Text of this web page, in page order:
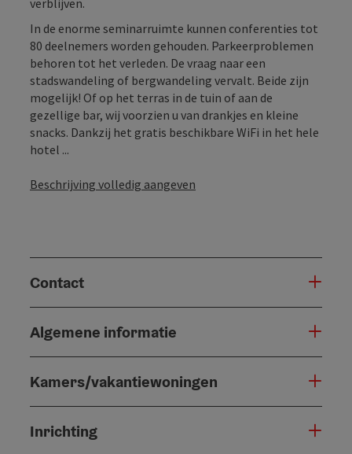
In de enorme seminarruimte kunnen conferenties tot
80 deelnemers worden gehouden. Parkeerproblemen
behoren tot het verleden. De vraag naar een
stadswandeling of bergwandeling vervalt. Beide zijn
mogelijk! Of op het terras in de tuin of aan de
gezellige bar, wij voorzien u van drankjes en kleine
snacks. Dankzij het gratis beschikbare WiFi in het hele
hotel ...
Beschrijving volledig aangeven
Contact
Algemene informatie
Kamers/vakantiewoningen
Inrichting